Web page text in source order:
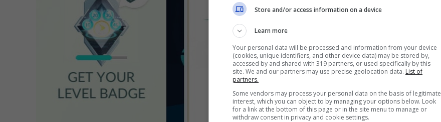
Store and/or access information on a device
Learn more
Your personal data will be processed and information from your device
(cookies, unique identifiers, and other device data) may be stored by,
accessed by and shared with 319 partners, or used specifically by this
site. We and our partners may use precise geolocation data. List of
partners.
Some vendors may process your personal data on the basis of legitimate
interest, which you can object to by managing your options below. Look
for a link at the bottom of this page or in the site menu to manage or
withdraw consent in privacy and cookie settings.